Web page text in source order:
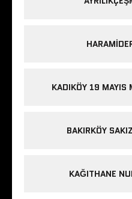
KADIKÖY 19 MAYIS
BAKIRKÖY
KAĞITHANE